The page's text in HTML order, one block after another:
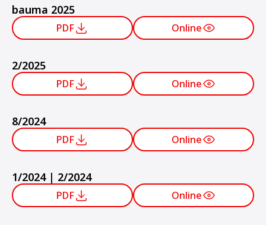
bauma 2025
PDF Online
2/2025
PDF Online
8/2024
PDF Online
1/2024 | 2/2024
PDF Online